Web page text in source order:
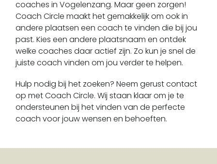
Beverwijk
Blaricum
Bloemendaal
Blokker
Boesingheliede
Bovenkarspel
Breezand
Breukeleveen
Broek In Waterland
Buitenkaag
coaches in Vogelenzang. Maar geen zorgen!
Coach Circle maakt het gemakkelijk om ook in
andere plaatsen een coach te vinden die bij jou
past. Kies een andere plaatsnaam en ontdek
welke coaches daar actief zijn. Zo kun je snel de
juiste coach vinden om jou verder te helpen.
Hulp nodig bij het zoeken? Neem gerust contact
op met Coach Circle. Wij staan klaar om je te
ondersteunen bij het vinden van de perfecte
coach voor jouw wensen en behoeften.